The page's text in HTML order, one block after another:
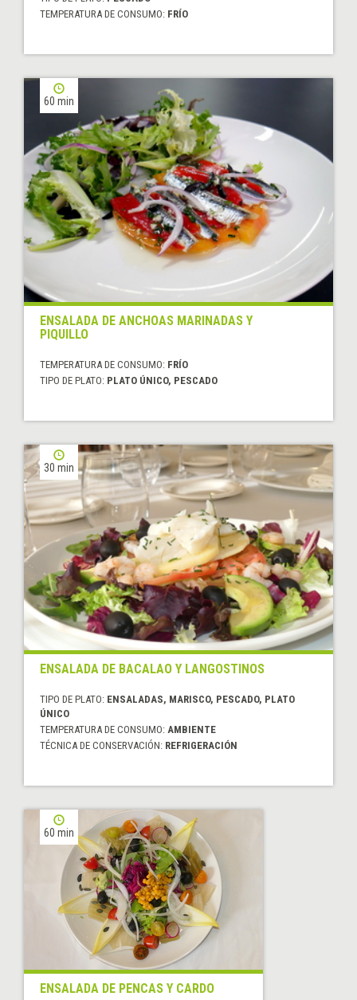
TEMPERATURA DE CONSUMO: FRÍO
60 min
ENSALADA DE ANCHOAS MARINADAS Y
PIQUILLO
TEMPERATURA DE CONSUMO: FRÍO
TIPO DE PLATO: PLATO ÚNICO, PESCADO
30 min
ENSALADA DE BACALAO Y LANGOSTINOS
TIPO DE PLATO: ENSALADAS, MARISCO, PESCADO, PLATO
ÚNICO
TEMPERATURA DE CONSUMO: AMBIENTE
TÉCNICA DE CONSERVACIÓN: REFRIGERACIÓN
60 min
ENSALADA DE PENCAS Y CARDO